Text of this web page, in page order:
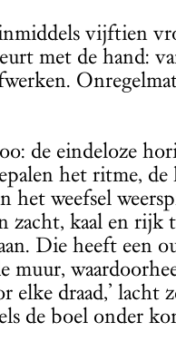
vijftien
met de hand:
de eindeloze
het ritme, de
het weefsel
zacht, kaal en rijk
Die heeft een
draad,’ lacht
de boel onder